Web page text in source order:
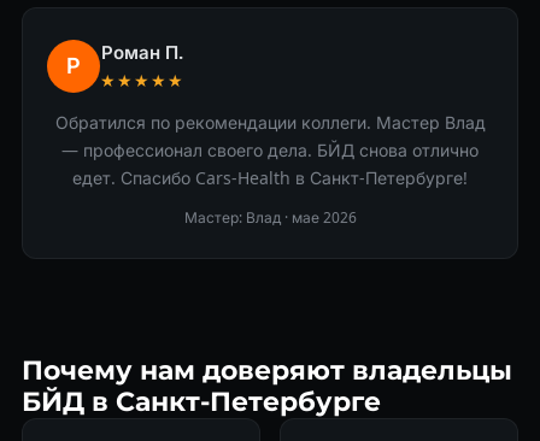
Р Роман П.
★★★★★
Обратился по рекомендации коллеги. Мастер Влад
— профессионал своего дела. БЙД снова отлично
едет. Спасибо Cars-Health в Санкт-Петербурге!
Мастер: Влад · мае 2026
Почему нам доверяют владельцы
БЙД в Санкт-Петербурге